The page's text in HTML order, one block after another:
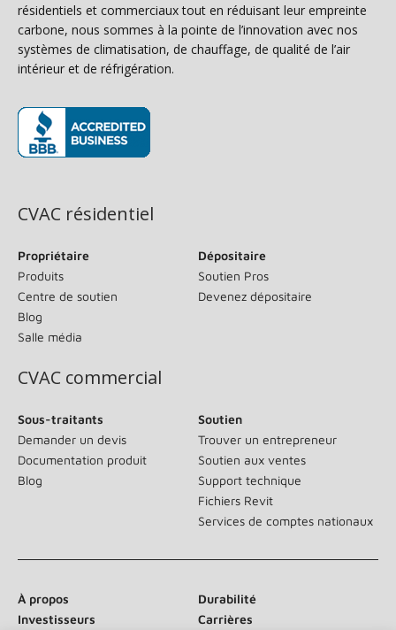
résidentiels et commerciaux tout en réduisant leur empreinte
carbone, nous sommes à la pointe de l’innovation avec nos
systèmes de climatisation, de chauffage, de qualité de l’air
intérieur et de réfrigération.
CVAC résidentiel
Propriétaire
Produits
Centre de soutien
Blog
Salle média
Dépositaire
Soutien Pros
Devenez dépositaire
CVAC commercial
Sous-traitants
Demander un devis
Documentation produit
Blog
Soutien
Trouver un entrepreneur
Soutien aux ventes
Support technique
Fichiers Revit
Services de comptes nationaux
À propos
Durabilité
Investisseurs
Carrières